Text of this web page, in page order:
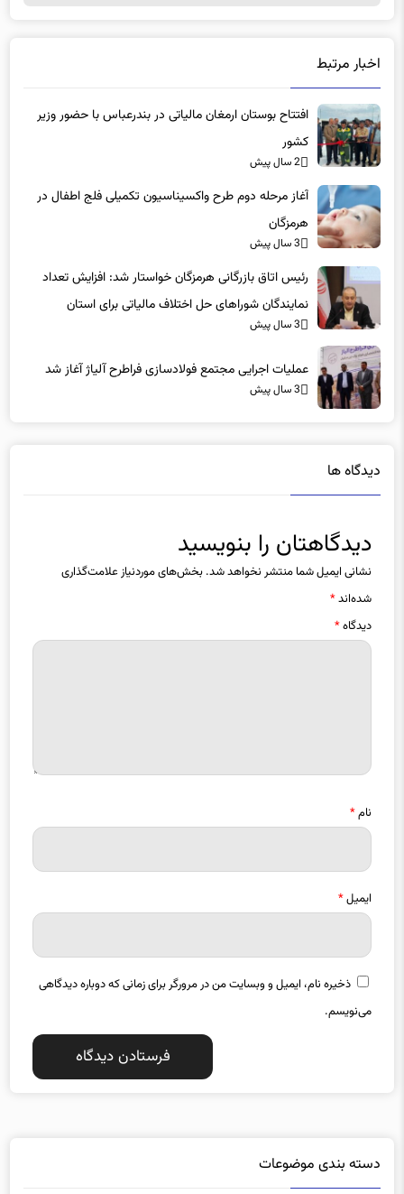
اخبار مرتبط
افتتاح بوستان ارمغان مالیاتی در بندرعباس با حضور وزیر
کشور
2 سال پیش
آغاز مرحله دوم طرح واکسیناسیون تکمیلی فلج اطفال در
هرمزگان
3 سال پیش
رئیس اتاق بازرگانی هرمزگان خواستار شد: افزایش تعداد
نمایندگان‌ شوراهای حل اختلاف مالیاتی برای استان
3 سال پیش
عملیات اجرایی مجتمع فولادسازی فراطرح آلیاژ آغاز شد
3 سال پیش
دیدگاه ها
دیدگاهتان را بنویسید
نشانی ایمیل شما منتشر نخواهد شد. بخش‌های موردنیاز علامت‌گذاری
شده‌اند*
دیدگاه*
نام*
ایمیل*
ذخیره نام، ایمیل و وبسایت من در مرورگر برای زمانی که دوباره دیدگاهی
می‌نویسم.
دسته بندی موضوعات